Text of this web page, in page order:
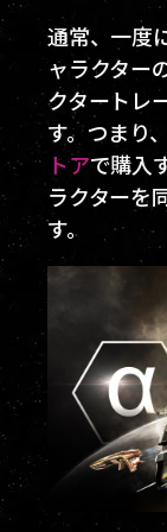
通常、一度
ャラクター
クタートレ
す。つまり
トアで購入
ラクターを
す。